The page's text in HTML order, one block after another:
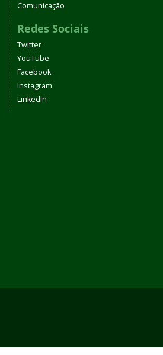
Comunicação
Redes Sociais
Twitter
YouTube
Facebook
Instagram
Linkedin